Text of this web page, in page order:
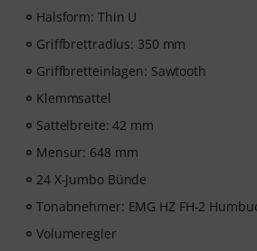
Halsform: Thin U
Griffbrettradius: 350 mm
Griffbretteinlagen: Sawtooth
Klemmsattel
Sattelbreite: 42 mm
Mensur: 648 mm
24 X-Jumbo Bünde
Tonabnehmer: EMG HZ FH-2
Volumeregler